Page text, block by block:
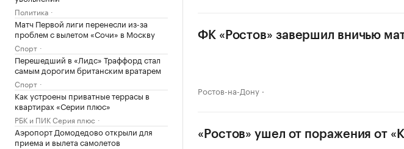
Политика
Матч Первой лиги перенесли из-за
проблем с вылетом «Сочи» в Москву
Спорт
Перешедший в «Лидс» Траффорд стал
самым дорогим британским вратарем
Спорт
Как устроены приватные террасы в
квартирах «Серии плюс»
РБК и ПИК Серия плюс
Аэропорт Домодедово открыли для
приема и вылета самолетов
ФК «Ростов» завершил вничью
Ростов-на-Дону
«Ростов» ушел от поражения от